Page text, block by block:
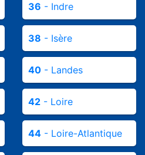
36 - Indre
38 - Isère
40 - Landes
42 - Loire
44 - Loire-Atlantique